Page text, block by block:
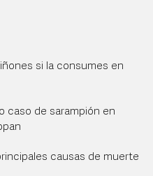
si la consumes en
caso de sarampión en
causas de muerte